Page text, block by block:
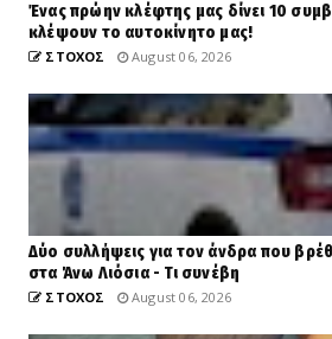
Ένας πρώην κλέφτης μας δίνει 10
κλέψουν το αυτοκίνητο μας!
ΣΤΟΧΟΣ August 06, 2026
Δύο συλλήψεις για τον άνδρα που
στα Άνω Λιόσια - Τι συνέβη
ΣΤΟΧΟΣ August 06, 2026